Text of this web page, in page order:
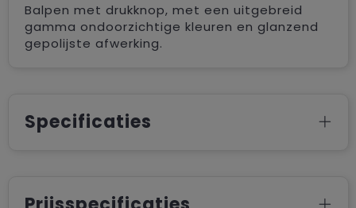
Balpen met drukknop, met een uitgebreid
gamma ondoorzichtige kleuren en glanzend
gepolijste afwerking.
Specificaties